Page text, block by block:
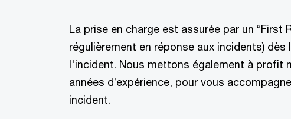
La prise en charge est assurée par un “First
régulièrement en réponse aux incidents)
l'incident. Nous mettons également à profit
années d’expérience, pour vous
incident.